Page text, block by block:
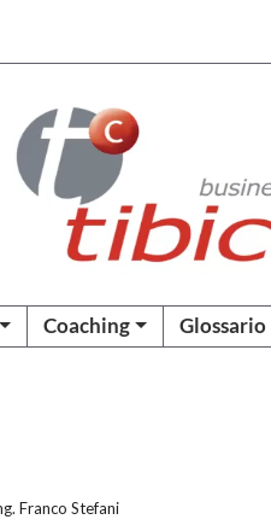
Coaching Glossario
Franco Stefani